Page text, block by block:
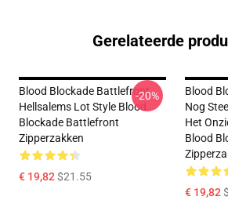
Gerelateerde
Blood Blockade Battlefront
Hellsalems Lot Style Blood
Blockade Battlefront
Zipperzakken
€ 19,82$21.55
-20%
Blood
Nog
Het
Blood
€ 19,82